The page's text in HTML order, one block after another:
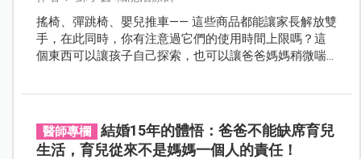
搖椅、彈跳椅、嬰兒推車—— 這些商品都能讓家長解放雙
手，在此同時，你有注意過它們的使用時間上限嗎？這
個東西可以讓孩子自己探索，也可以讓爸爸媽媽稍微喘
醫師專欄
結婚15年的體悟：爸爸不能缺席育兒
生活，育兒從來不是媽媽一個人的責任！